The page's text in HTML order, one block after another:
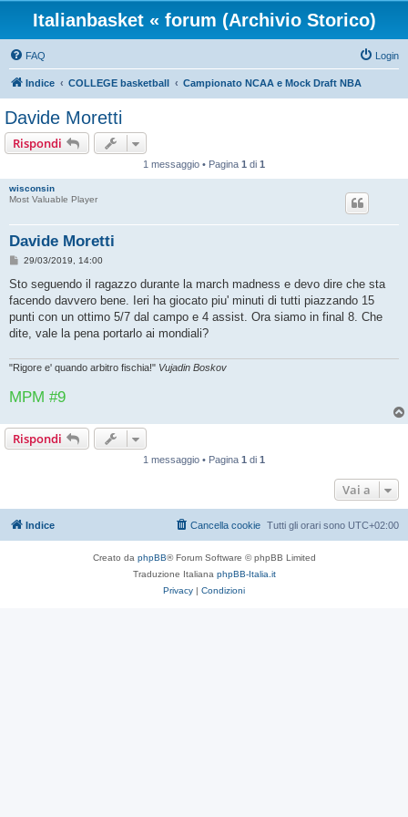
Italianbasket « forum (Archivio Storico)
FAQ Login
Indice COLLEGE basketball Campionato NCAA e Mock Draft NBA
Davide Moretti
Rispondi
1 messaggio • Pagina 1 di 1
wisconsin
Most Valuable Player
Davide Moretti
M
s
a
g
i
29/03/2019, 14:00
Sto seguendo il ragazzo durante la march madness e devo dire che sta
facendo davvero bene. Ieri ha giocato piu' minuti di tutti piazzando 15
punti con un ottimo 5/7 dal campo e 4 assist. Ora siamo in final 8. Che
dite, vale la pena portarlo ai mondiali?
"Rigore e' quando arbitro fischia!" Vujadin Boskov
MPM #9
Rispondi
1 messaggio • Pagina 1 di 1
Vai a
Indice Tutti gli orari sono UTC+02:00
Cancella cookie
Creato da phpBB® Forum Software © phpBB Limited
Traduzione Italiana phpBB-Italia.it
Privacy | Condizioni